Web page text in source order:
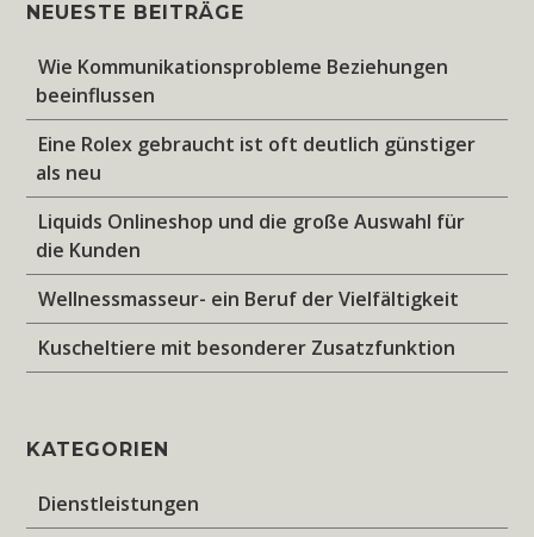
NEUESTE BEITRÄGE
Wie Kommunikationsprobleme Beziehungen
beeinflussen
Eine Rolex gebraucht ist oft deutlich günstiger
als neu
Liquids Onlineshop und die große Auswahl für
die Kunden
Wellnessmasseur- ein Beruf der Vielfältigkeit
Kuscheltiere mit besonderer Zusatzfunktion
KATEGORIEN
Dienstleistungen